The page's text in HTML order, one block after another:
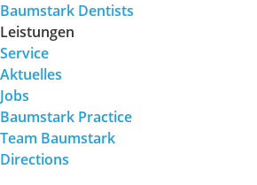
Baumstark Dentists
Leistungen
Service
Aktuelles
Jobs
Baumstark Practice
Team Baumstark
Directions